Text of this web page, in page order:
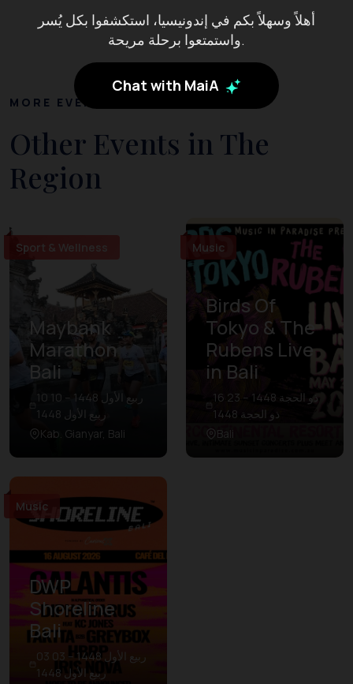
أهلاً وسهلاً بكم في إندونيسيا، استكشفوا بكل يُسر
واستمتعوا برحلة مريحة.
Chat with MaiA
MORE EVENTS
Other Events in The
Region
Sport & Wellness
Maybank
Marathon
Bali
10 ربيع الأول 1448 – 10
ربيع الأول 1448
Kab. Gianyar, Bali
Music
Birds Of
Tokyo & The
Rubens Live
in Bali
16 ذو الحجة 1448 – 23
ذو الحجة 1448
Bali
Music
DWP
Shoreline
Bali
03 ربيع الأول 1448 – 03
ربيع الأول 1448